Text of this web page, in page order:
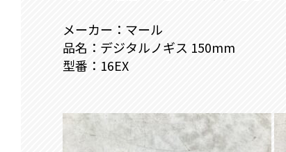
メーカー：マール
品名：デジタルノギス 150mm
型番：16EX